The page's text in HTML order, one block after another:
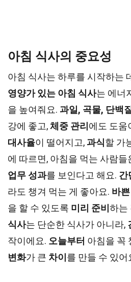
아침 식사의 중요성
아침 식사는 하루를 시작하는
영양가 있는 아침 식사는 에너
을 높여줘요. 과일, 곡물, 단백질
강에 좋고,체중 관리 에도 도움
대사율이 떨어지고, 과식할 가
에 따르면, 아침을 먹는 사람들
업무 성과를 보인다고 해요. 간
라도 챙겨 먹는 게 좋아요. 바
을 할 수 있도록 미리 준비 하는
식사는 단순한 식사가 아니라,
작이에요. 오늘부터 아침을 꼭
변화가 큰 차이 를 만들 수 있어